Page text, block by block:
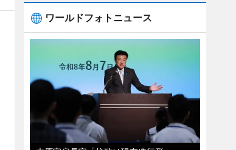
ワールドフォトニュース